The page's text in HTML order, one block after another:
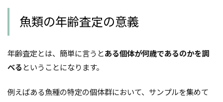
魚類の年齢査定の意義
年齢査定とは、簡単に言うとある個体が何歳であるのかを調
べる ということになります。
例えばある魚種の特定の個体群において、サンプルを集めて